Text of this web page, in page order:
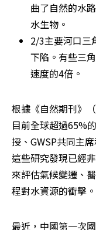
曲了自然的水
水生物。
2/3主要河口三
下陷。有些三
速度的4倍。
根據《自然期刊》
目前全球超過65%
授、GWSP共同主
這些研究發現已經
來評估氣候變遷、
程對水資源的衝擊。
最近，中國第一次